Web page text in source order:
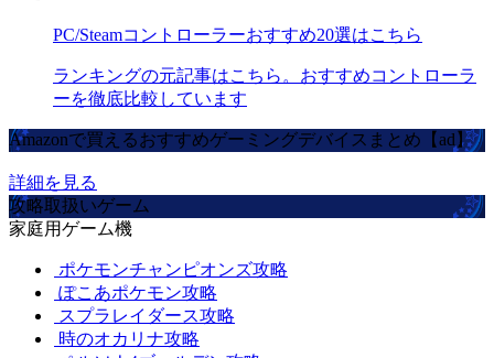
PC/Steamコントローラーおすすめ20選はこちら
ランキングの元記事はこちら。おすすめコントローラ
ーを徹底比較しています
Amazonで買えるおすすめゲーミングデバイスまとめ【ad】
詳細を見る
攻略取扱いゲーム
家庭用ゲーム機
ポケモンチャンピオンズ攻略
ぽこあポケモン攻略
スプラレイダース攻略
時のオカリナ攻略